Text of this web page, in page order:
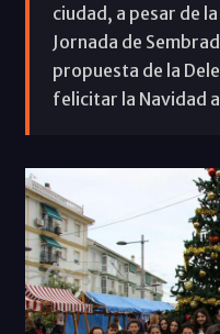
ciudad, a pesar de
Jornada de
propuesta de la
felicitar la Navidad